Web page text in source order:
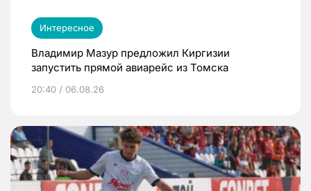
Интересное
Владимир Мазур предложил Киргизии
запустить прямой авиарейс из Томска
20:40 / 06.08.26